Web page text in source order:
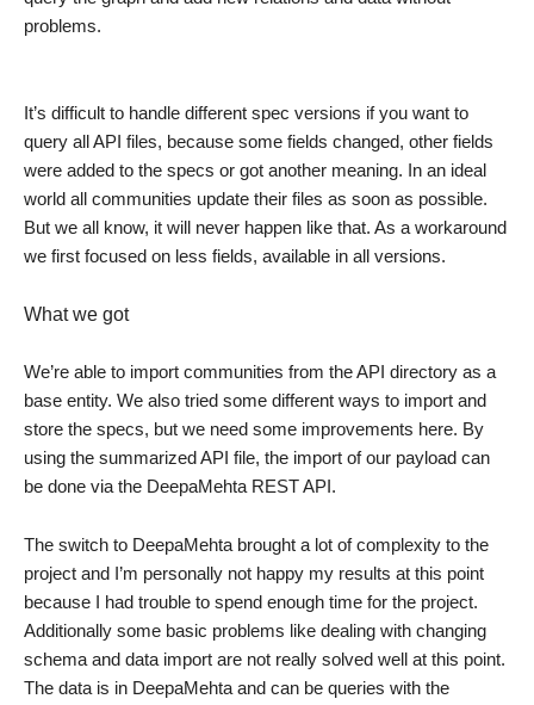
problems.
It’s difficult to handle different spec versions if you want to
query all API files, because some fields changed, other fields
were added to the specs or got another meaning. In an ideal
world all communities update their files as soon as possible.
But we all know, it will never happen like that. As a workaround
we first focused on less fields, available in all versions.
What we got
We’re able to import communities from the API directory as a
base entity. We also tried some different ways to import and
store the specs, but we need some improvements here. By
using the summarized API file, the import of our payload can
be done via the DeepaMehta REST API.
The switch to DeepaMehta brought a lot of complexity to the
project and I’m personally not happy my results at this point
because I had trouble to spend enough time for the project.
Additionally some basic problems like dealing with changing
schema and data import are not really solved well at this point.
The data is in DeepaMehta and can be queries with the